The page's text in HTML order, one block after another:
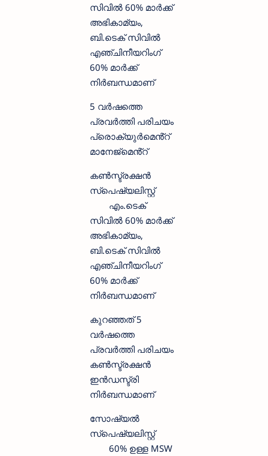
സിവിൽ 60% മാർക്ക്
അഭികാമ്യം,
ബി.ടെക് സിവിൽ
എഞ്ചിനീയറിംഗ്
60% മാർക്ക്
നിർബന്ധമാണ്
5 വർഷത്തെ
പ്രവർത്തി പരിചയം
പ്രൊക്യുർമെൻ്റ്
മാനേജ്മെൻ്റ്
കൺസ്ട്രക്ഷൻ
സ്‌പെഷ്യലിസ്റ്റ്
എം.ടെക്
സിവിൽ 60% മാർക്ക്
അഭികാമ്യം,
ബി.ടെക് സിവിൽ
എഞ്ചിനീയറിംഗ്
60% മാർക്ക്
നിർബന്ധമാണ്
കുറഞ്ഞത് 5
വർഷത്തെ
പ്രവർത്തി പരിചയം
കൺസ്ട്രക്ഷൻ
ഇൻഡസ്ട്രി
നിർബന്ധമാണ്
സോഷ്യൽ
സ്‌പെഷ്യലിസ്റ്റ്
60% ഉള്ള MSW